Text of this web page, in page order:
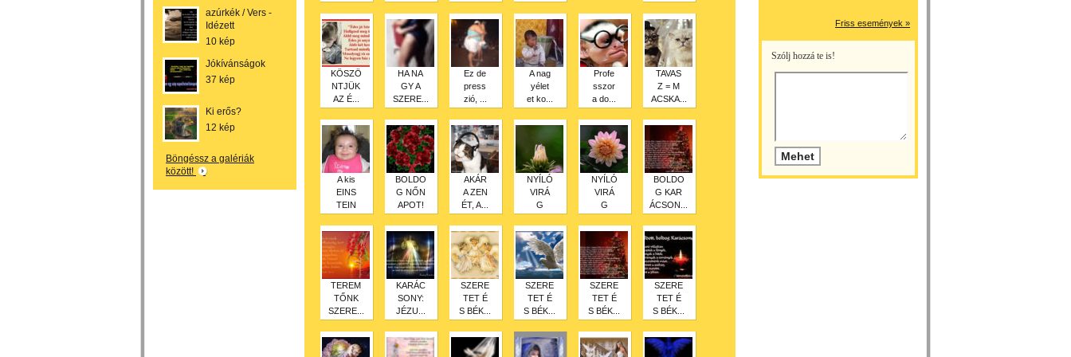
azúrkék / Vers -
Idézett
10 kép
Jókívánságok
37 kép
Ki erős?
12 kép
Böngéssz a galériák
között!
KÖSZÖ
NTJÜK
AZ É...
HA NA
GY A
SZERE...
Ez de
press
zió, ...
A nag
yélet
et ko...
Profe
sszor
a do...
TAVAS
Z = M
ACSKA...
A kis
EINS
TEIN
BOLDO
G NŐN
APOT!
AKÁR
A ZEN
ÉT, A...
NYÍLÓ
VIRÁ
G
NYÍLÓ
VIRÁ
G
BOLDO
G KAR
ÁCSON...
TEREM
TŐNK
SZERE...
KARÁC
SONY:
JÉZU...
SZERE
TET É
S BÉK...
SZERE
TET É
S BÉK...
SZERE
TET É
S BÉK...
SZERE
TET É
S BÉK...
Friss események »
Szólj hozzá te is!